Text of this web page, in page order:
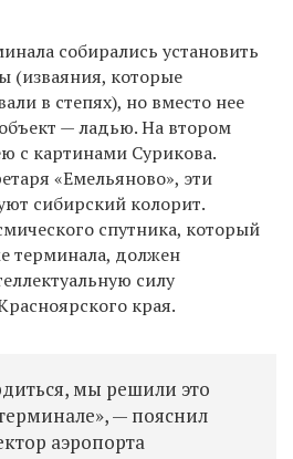
собирались установить
(изваяния, которые
в степях), но вместо нее
— ладью. На втором
с картинами Сурикова.
«Емельяново», эти
сибирский колорит.
спутника, который
терминала, должен
силу
края.
мы решили это
— пояснил
аэропорта